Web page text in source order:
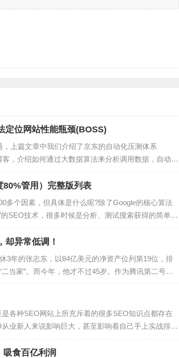
定位网站性能瓶颈(BOSS)
上篇文章中我们介绍了京东的自动化压测体系
，介绍如何通过大数据算法来分析调用数据，自动定
我们 FT…
管用）完整版列表
多个因素，但具体是什么呢?除了Google的核心算法
SEO技术，很多时候是分析、测试搜索获得的简单结
户体验、优质内…
异常低调！
3年的张志东，以84亿美元的净资产位列第19位，排
当家”。而今年，他才不过45岁。作为腾讯第二号人
各种SEO网站上所充斥着的很多SEO知识点都存在
业新人来说影响巨大，甚至影响着自己手上实战排名
的各种SEO问题，我整…
吸食百亿利润